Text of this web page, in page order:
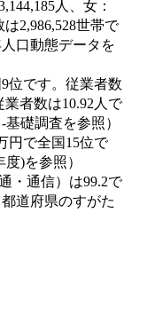
人、女：
2,986,528世帯で
口動態データを
位です。従業者数
業者数は10.92人で
礎調査を参照）
円で全国15位で
)を参照）
・通信）は99.2で
道府県のすがた